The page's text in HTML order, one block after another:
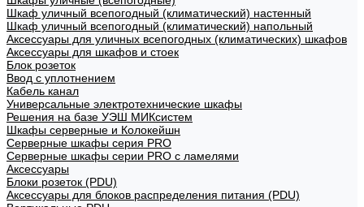
Шкаф уличный всепогодный (климатический) настенный
Шкаф уличный всепогодный (климатический) напольный
Аксессуары для уличных всепогодных (климатических) шкафов
Аксессуары для шкафов и стоек
Блок розеток
Ввод с уплотнением
Кабель канал
Универсальные электротехнические шкафы
Решения на базе УЭШ МИКсистем
Шкафы серверные и Колокейшн
Серверные шкафы серия PRO
Серверные шкафы серии PRO с ламелями
Аксессуары
Блоки розеток (PDU)
Аксессуары для блоков распределения питания (PDU)